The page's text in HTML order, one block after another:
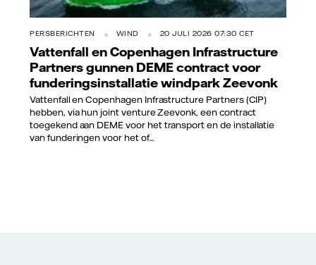
PERSBERICHTEN WIND 20 JULI 2026 07:30 CET
Vattenfall en Copenhagen Infrastructure
Partners gunnen DEME contract voor
funderingsinstallatie windpark Zeevonk
Vattenfall en Copenhagen Infrastructure Partners (CIP)
hebben, via hun joint venture Zeevonk, een contract
toegekend aan DEME voor het transport en de installatie
van funderingen voor het of...